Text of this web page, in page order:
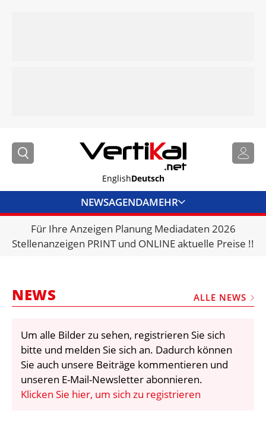
EnglishDeutsch
NEWSAGENDAMEHR
BRANCHENLINKS
VERMIETER
VIDEOS
BIBLIOTHEK
KRAN & BÜHNE
Für Ihre Anzeigen Planung Mediadaten 2026
Stellenanzeigen PRINT und ONLINE aktuelle Preise !!
NEWS ALLE NEWS
Um alle Bilder zu sehen, registrieren Sie sich
bitte und melden Sie sich an. Dadurch können
Sie auch unsere Beiträge kommentieren und
unseren E-Mail-Newsletter abonnieren.
Klicken Sie hier, um sich zu registrieren